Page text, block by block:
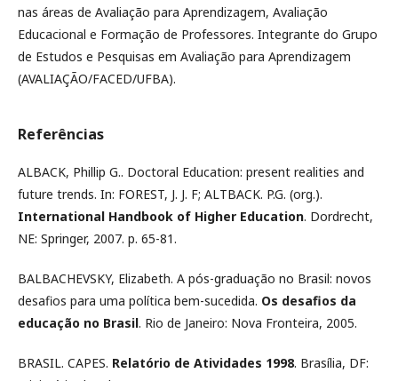
nas áreas de Avaliação para Aprendizagem, Avaliação
Educacional e Formação de Professores. Integrante do Grupo
de Estudos e Pesquisas em Avaliação para Aprendizagem
(AVALIAÇÃO/FACED/UFBA).
Referências
ALBACK, Phillip G.. Doctoral Education: present realities and
future trends. In: FOREST, J. J. F; ALTBACK. P.G. (org.).
International Handbook of Higher Education. Dordrecht,
NE: Springer, 2007. p. 65-81.
BALBACHEVSKY, Elizabeth. A pós-graduação no Brasil: novos
desafios para uma política bem-sucedida. Os desafios da
educação no Brasil. Rio de Janeiro: Nova Fronteira, 2005.
BRASIL. CAPES. Relatório de Atividades 1998. Brasília, DF: